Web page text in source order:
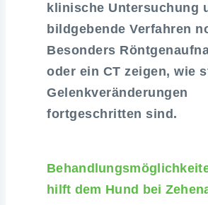
klinische Untersuchung
bildgebende Verfahren
Besonders
oder ein CT zeigen, wie
Gelenkveränderungen
fortgeschritten sind.
hilft dem Hund bei